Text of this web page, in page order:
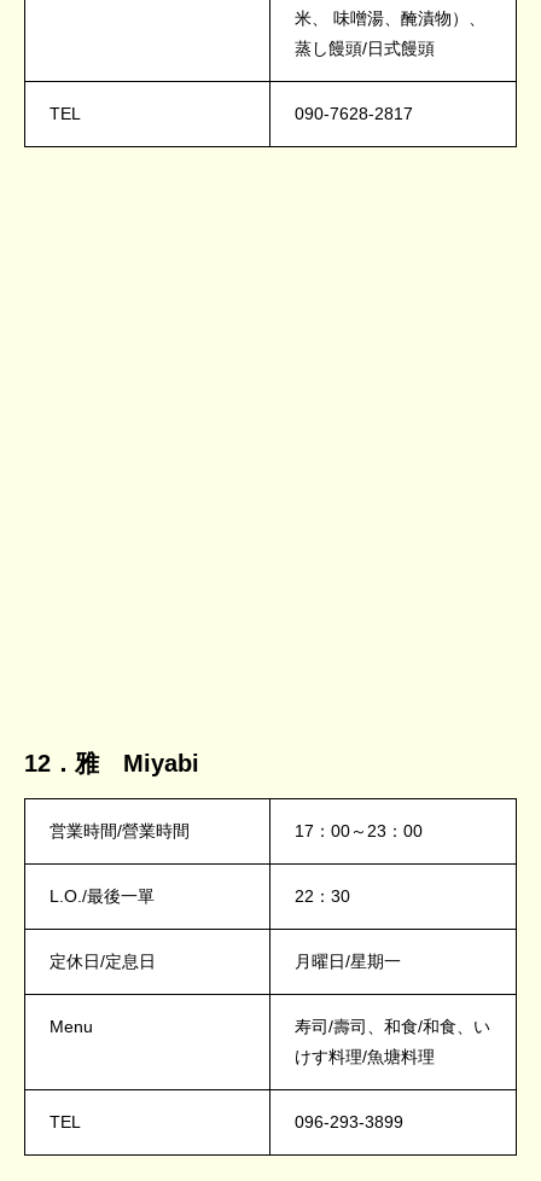
米、 味噌湯、醃漬物）、
蒸し饅頭/日式饅頭
TEL 090-7628-2817
12．雅 Miyabi
営業時間/營業時間 17：00～23：00
L.O./最後一單 22：30
定休日/定息日 月曜日/星期一
Menu
寿司/壽司、和食/和食、い
けす料理/魚塘料理
TEL 096-293-3899